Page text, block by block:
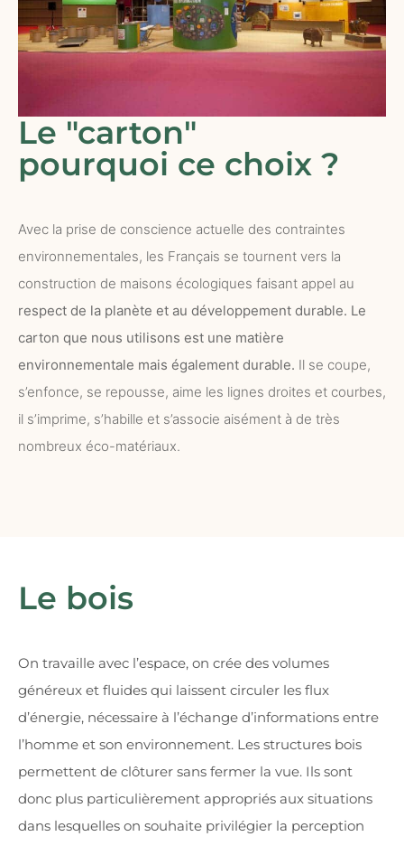
Le "carton"
pourquoi ce choix ?
Avec la prise de conscience actuelle des contraintes
environnementales, les Français se tournent vers la
construction de maisons écologiques faisant appel au
respect de la planète et au développement durable. Le
carton que nous utilisons est une matière
environnementale mais également durable. Il se coupe,
s’enfonce, se repousse, aime les lignes droites et courbes,
il s’imprime, s’habille et s’associe aisément à de très
nombreux éco-matériaux.
Le bois
On travaille avec l’espace, on crée des volumes
généreux et fluides qui laissent circuler les flux
d’énergie, nécessaire à l’échange d’informations entre
l’homme et son environnement. Les structures bois
permettent de clôturer sans fermer la vue. Ils sont
donc plus particulièrement appropriés aux situations
dans lesquelles on souhaite privilégier la perception